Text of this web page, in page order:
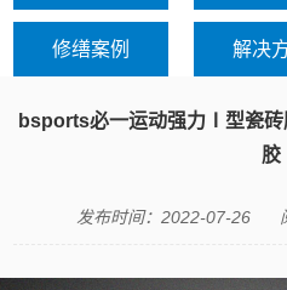
修缮案例 解决
bsports必一运动强力Ⅰ型瓷砖
胶
发布时间：2022-07-26